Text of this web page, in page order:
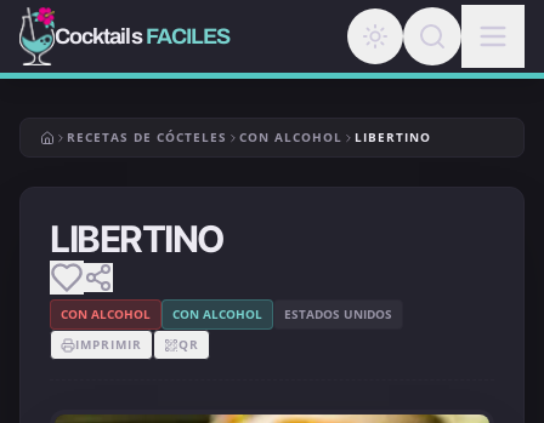
CocktailsFACILES
RECETAS DE CÓCTELES CON ALCOHOL LIBERTINO
LIBERTINO
CON ALCOHOL CON ALCOHOL
ESTADOS UNIDOS
IMPRIMIR
QR